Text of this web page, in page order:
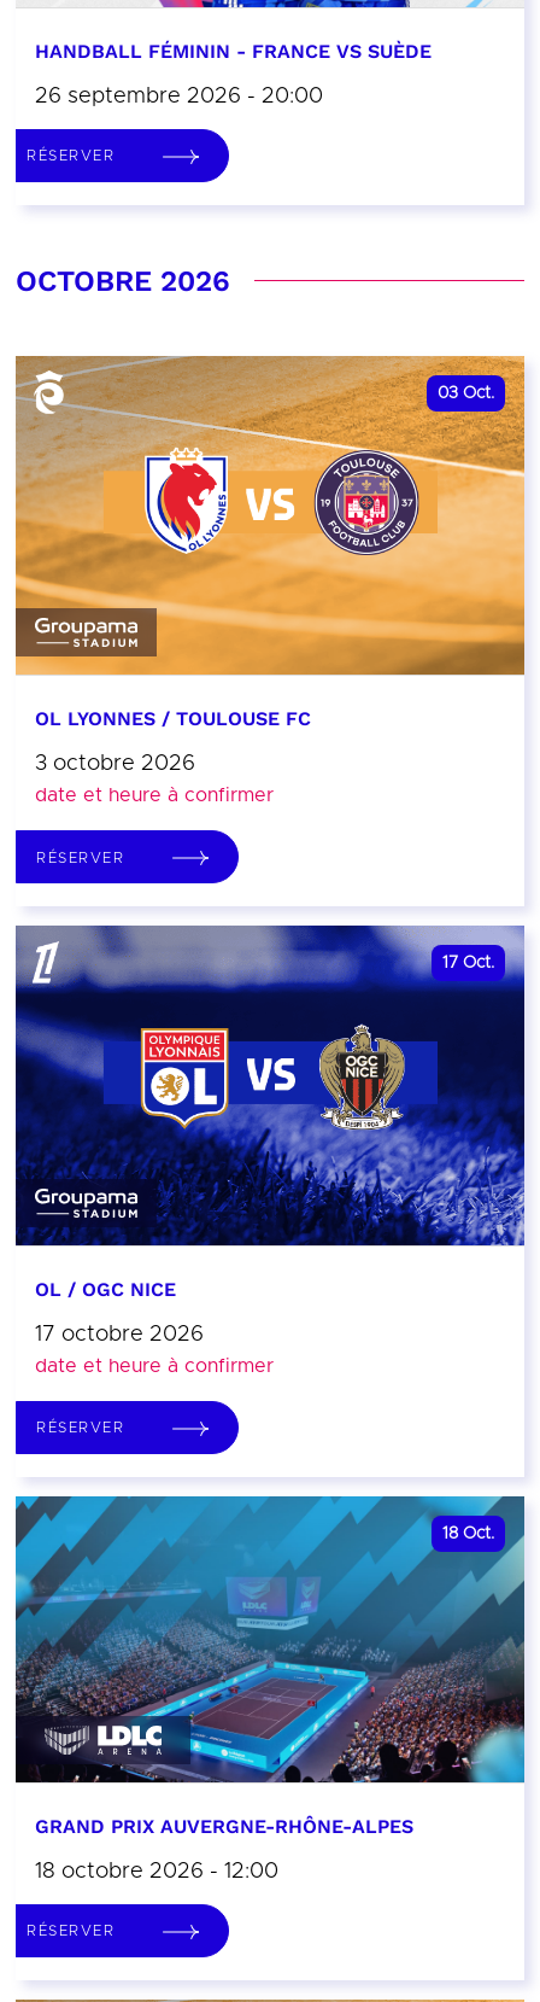
HANDBALL FÉMININ - FRANCE VS SUÈDE
26 septembre 2026 - 20:00
RÉSERVER
OCTOBRE 2026
03 Oct.
OL LYONNES / TOULOUSE FC
3 octobre 2026
date et heure à confirmer
RÉSERVER
17 Oct.
OL / OGC NICE
17 octobre 2026
date et heure à confirmer
RÉSERVER
18 Oct.
GRAND PRIX AUVERGNE-RHÔNE-ALPES
18 octobre 2026 - 12:00
RÉSERVER